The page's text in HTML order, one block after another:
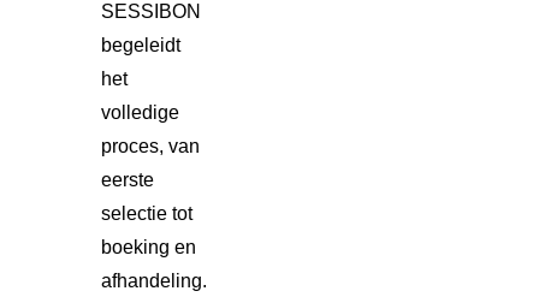
SESSIBON
begeleidt
het
volledige
proces, van
eerste
selectie tot
boeking en
afhandeling.